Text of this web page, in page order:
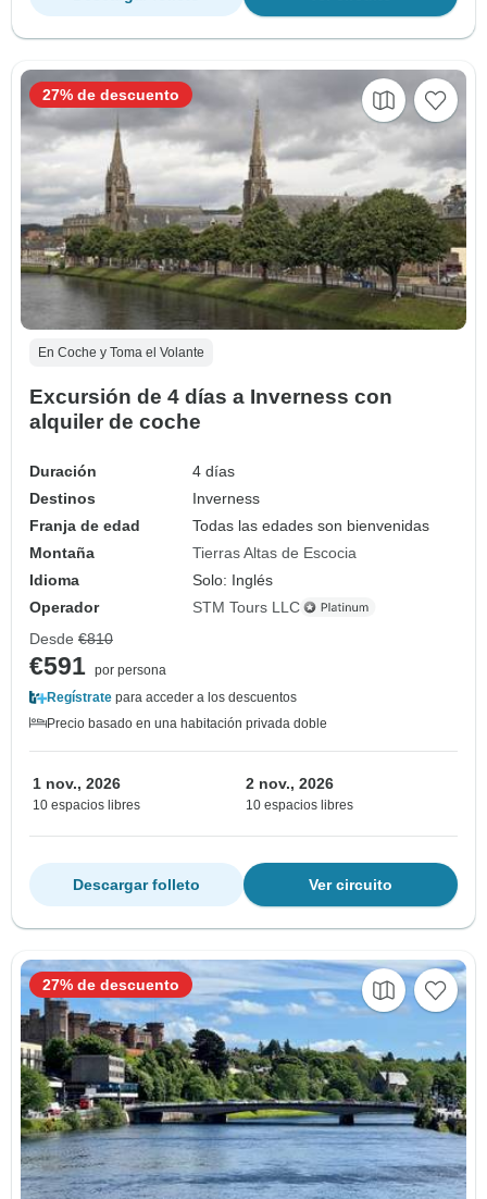
En Coche y Toma el Volante
Excursión de 4 días a Inverness con
alquiler de coche
Duración
4 días
Destinos
Inverness
Franja de edad
Todas las edades son bienvenidas
Montaña
Tierras Altas de Escocia
Idioma
Solo: Inglés
Operador
STM Tours LLC
27% de descuento
Desde €810
€591 por persona
Regístrate para acceder a los descuentos
Precio basado en una habitación privada doble
1 nov., 2026
10 espacios libres
2 nov., 2026
10 espacios libres
Ver circuito
Descargar folleto
27% de descuento